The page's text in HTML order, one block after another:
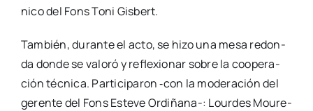
ni­co del Fons Toni Gis­bert.
Tam­bién, duran­te el acto, se hizo una mesa redon­
da don­de se valo­ró y refle­xio­nar sobre la coope­ra­
ción téc­ni­ca. Par­ti­ci­pa­ron ‑con la mode­ra­ción del
geren­te del Fons Este­ve Ordi­­ña­­na-: Lour­des Mou­re­